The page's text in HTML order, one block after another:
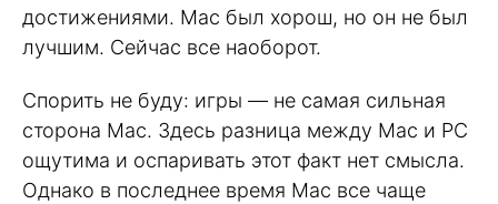
достижениями. Mac был хорош, но он не был
лучшим. Сейчас все наоборот.
Спорить не буду: игры — не самая сильная
сторона Mac. Здесь разница между Mac и PC
ощутима и оспаривать этот факт нет смысла.
Однако в последнее время Mac все чаще